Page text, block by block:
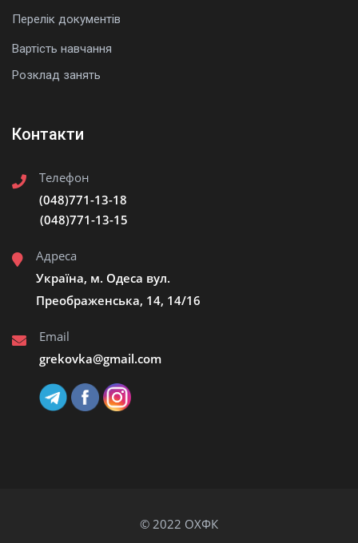
Перелік документів
Вартість навчання
Розклад занять
Контакти
Телефон
(048)771-13-18
(048)771-13-15
Адреса
Україна, м. Одеса вул.
Преображенська, 14, 14/16
Email
grekovka@gmail.сom
© 2022 ОХФК